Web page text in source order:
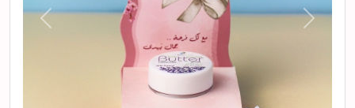
التالي السابق